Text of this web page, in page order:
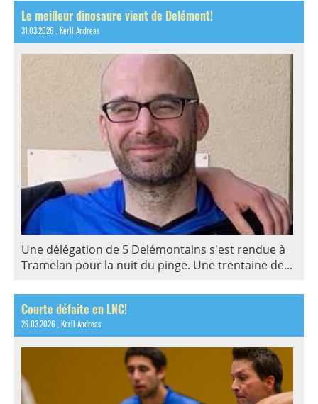
Le meilleur dinosaure vient de Delémont!
31.03.2026 , Kerll Andreas
Une délégation de 5 Delémontains s'est rendue à
Tramelan pour la nuit du pinge. Une trentaine de...
Courte défaite en LNC!
29.03.2026 , Kerll Andreas